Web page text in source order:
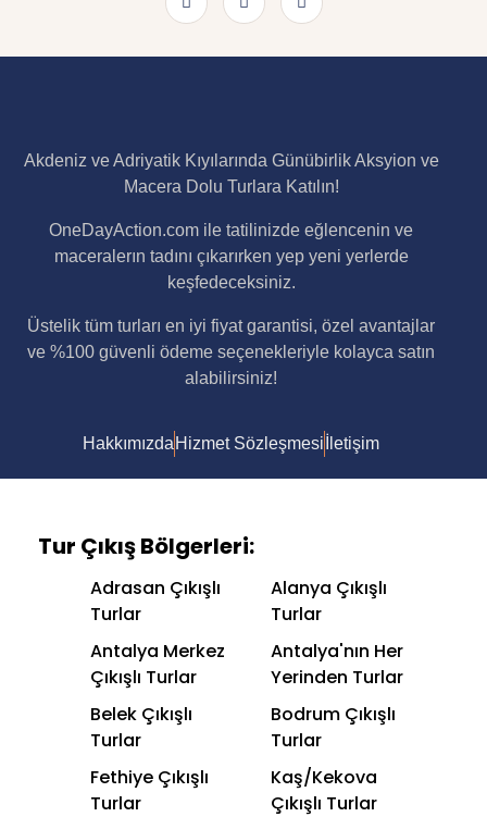
Akdeniz ve Adriyatik Kıyılarında Günübirlik Aksyion ve
Macera Dolu Turlara Katılın!
OneDayAction.com ile tatilinizde eğlencenin ve
maceralerın tadını çıkarırken yep yeni yerlerde
keşfedeceksiniz.
Üstelik tüm turları en iyi fiyat garantisi, özel avantajlar
ve %100 güvenli ödeme seçenekleriyle kolayca satın
alabilirsiniz!
Hakkımızda Hizmet Sözleşmesi İletişim
Tur Çıkış Bölgerleri:
Adrasan Çıkışlı
Turlar
Alanya Çıkışlı
Turlar
Antalya Merkez
Çıkışlı Turlar
Antalya'nın Her
Yerinden Turlar
Belek Çıkışlı
Turlar
Bodrum Çıkışlı
Turlar
Fethiye Çıkışlı
Turlar
Kaş/Kekova
Çıkışlı Turlar